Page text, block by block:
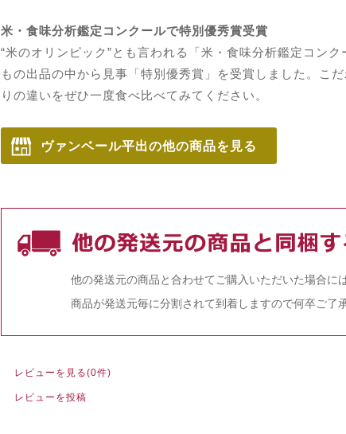
米・食味分析鑑定コンクールで特別優秀賞受賞
“米のオリンピック”とも言われる「米・食味分析鑑定コン
もの出品の中から見事「特別優秀賞」を受賞しました。こ
りの違いをぜひ一度食べ比べてみてください。
ヴァンベール平出の他の商品を見る
他の発送元の商品と合わせてご購入いただいた場合には
商品が発送元毎に分割されて到着しますので何卒ご了
レビューを見る(0件)
レビューを投稿